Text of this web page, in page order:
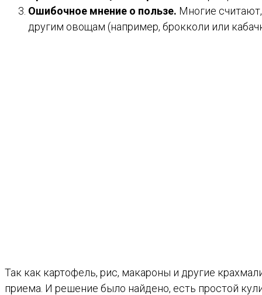
Ошибочное мнение о пользе. Многие
другим овощам (например, брокколи или
Так как картофель, рис, макароны и другие
приема. И решение было найдено, есть простой